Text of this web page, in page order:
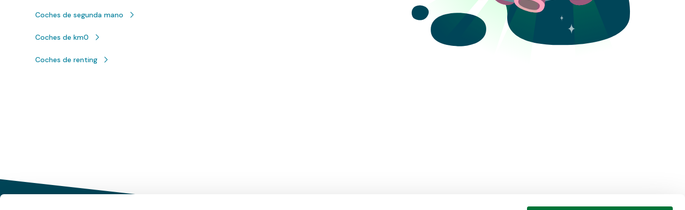
Coches de segunda mano
Coches de km0
Coches de renting